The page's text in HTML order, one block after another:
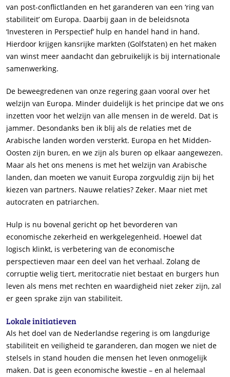
van post-conflictlanden en het garanderen van een ‘ring van
stabiliteit’ om Europa. Daarbij gaan in de beleidsnota
‘Investeren in Perspectief’ hulp en handel hand in hand.
Hierdoor krijgen kansrijke markten (Golfstaten) en het maken
van winst meer aandacht dan gebruikelijk is bij internationale
samenwerking.
De beweegredenen van onze regering gaan vooral over het
welzijn van Europa. Minder duidelijk is het principe dat we ons
inzetten voor het welzijn van alle mensen in de wereld. Dat is
jammer. Desondanks ben ik blij als de relaties met de
Arabische landen worden versterkt. Europa en het Midden-
Oosten zijn buren, en we zijn als buren op elkaar aangewezen.
Maar als het ons menens is met het welzijn van Arabische
landen, dan moeten we vanuit Europa zorgvuldig zijn bij het
kiezen van partners. Nauwe relaties? Zeker. Maar niet met
autocraten en patriarchen.
Hulp is nu bovenal gericht op het bevorderen van
economische zekerheid en werkgelegenheid. Hoewel dat
logisch klinkt, is verbetering van de economische
perspectieven maar een deel van het verhaal. Zolang de
corruptie welig tiert, meritocratie niet bestaat en burgers hun
leven als mens met rechten en waardigheid niet zeker zijn, zal
er geen sprake zijn van stabiliteit.
Lokale initiatieven
Als het doel van de Nederlandse regering is om langdurige
stabiliteit en veiligheid te garanderen, dan mogen we niet de
stelsels in stand houden die mensen het leven onmogelijk
maken. Dat is geen economische kwestie – en al helemaal